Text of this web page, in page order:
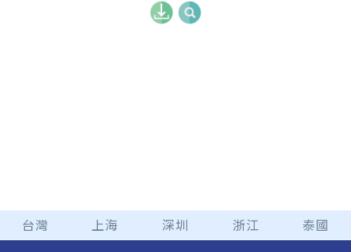
台灣 上海 深圳 浙江 泰國